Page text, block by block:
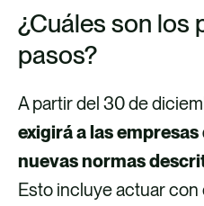
¿Cuáles son los
pasos?
A partir del 30 de
exigirá a las
nuevas normas
Esto incluye actuar con